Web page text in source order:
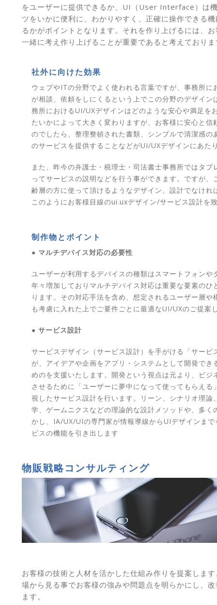
をユーザーに提供できるか、UI（User Interface）は
ツをいかに便利に、わかりやすく、正確に操作できる
るかがポイントとなります。それを作り上げるには、
一緒に考え作り上げることが重要であると考えており
社外に向けた効果
ウェブやITの分野でよく使われる言葉ですが、事務所に
が相談、依頼をしにくるという上でこの分野のデザイン
務所におけるUI/UXデザインはどのような安心や満足を
たいかによって大きく変わりますが、お客様に安心と信
のでしたら、整理整頓された書類、シンプルで清潔感の
のサービスを提供することなどがUI/UXデザインにあた
また、昨今の弁護士・税理士・司法書士事務所ではタブ
ってサービスの説明などを行う事ができます。ですが、
齢層の方に使って頂けるようなデザイン、設計でなけれ
このようにお客様目線のui.uxデザイン/サービス設計を
制作物とポイント
● マルチデバイス対応の必要性
ユーザーが利用するデバイスの種類はスマートフォンや
年々増加しておりマルチデバイス対応は重要な要素のひ
ります。その対応手法を含め、想定されるユーザー層や
も考慮に入れた上でご要件ごとに最適なUI/UXのご提案
● サービス設計
サービスデザイン（サービス設計）を手がける「サービ
が、アイデアや企画をアプリ・システムとして開発でき
めのを支援いたします。開発という視点は元より、ビジ
させるために「ユーザーに夢中になって使ってもらえる
視したサービス設計を行います。リーン、シナリオ理論
学、ゲームニクスなどの理論的な設計メソッドや、多く
かし、IA/UX/UIの専門家が情報導線からUIデザインま
ビスの機能を引き出します
物販戦略コンサルティング
お客様の技術と人材を活かした仕組み作りを提案しま
場から見る事でお客様の強みや問題点を明らかにし、
ます。